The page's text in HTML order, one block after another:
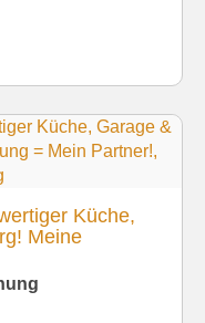
Küche,
Meine